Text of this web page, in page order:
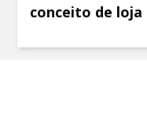
conceito de